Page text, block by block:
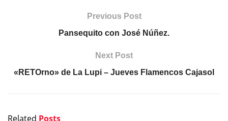
Previous Post
Pansequito con José Núñez.
Next Post
«RETOrno» de La Lupi – Jueves Flamencos Cajasol
Related Posts